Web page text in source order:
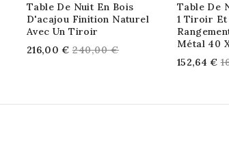
Table De Nuit En Bois
D'acajou Finition Naturel
Avec Un Tiroir
216,00 € Regular
240,00 €
Table De
1 Tiroir Et
Métal 40
152,64 €